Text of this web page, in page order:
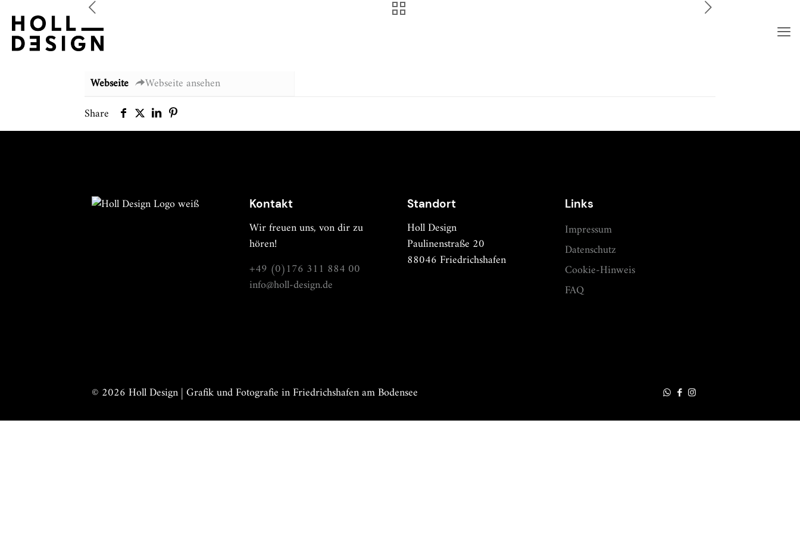
Webseite
Webseite ansehen
Share
Kontakt
Wir freuen uns, von dir zu
hören!
+49 (0)176 311 884 00
info@holl-design.de
Standort
Holl Design
Paulinenstraße 20
88046 Friedrichshafen
Links
Impressum
Datenschutz
Cookie-Hinweis
FAQ
© 2026 Holl Design | Grafik und Fotografie in Friedrichshafen am Bodensee